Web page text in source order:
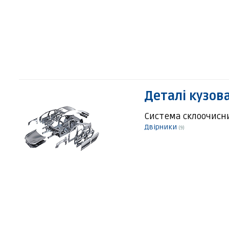
Деталі
Система
Двірники (9)